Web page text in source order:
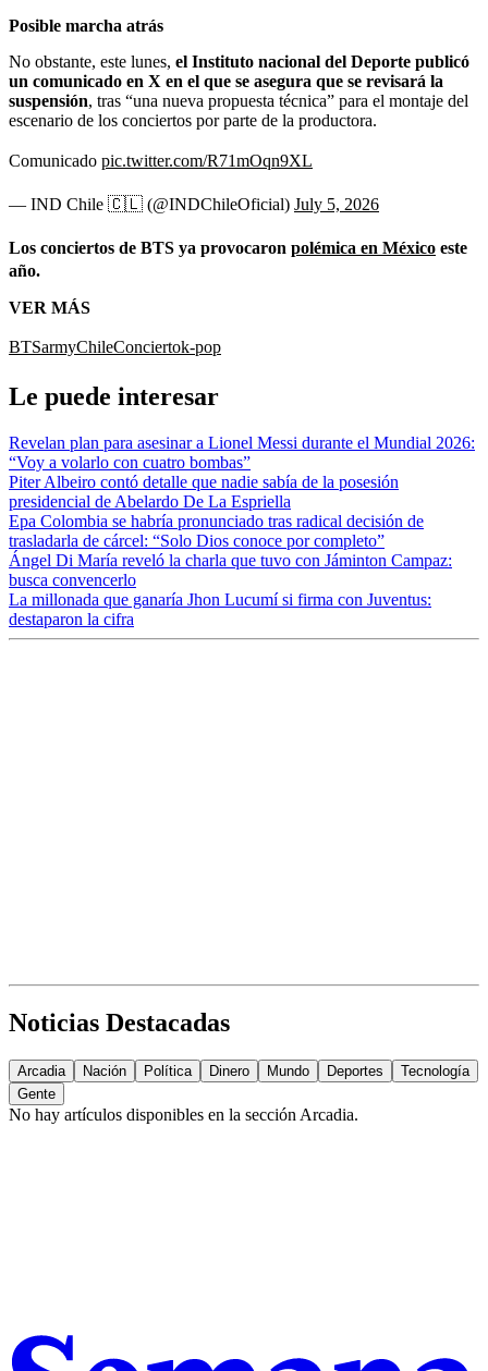
Posible marcha atrás
No obstante, este lunes, el Instituto nacional del Deporte publicó
un comunicado en X en el que se asegura que se revisará la
suspensión, tras “una nueva propuesta técnica” para el montaje del
escenario de los conciertos por parte de la productora.
Comunicado pic.twitter.com/R71mOqn9XL
— IND Chile 🇨🇱 (@INDChileOficial) July 5, 2026
Los conciertos de BTS ya provocaron polémica en México este
año.
VER MÁS
BTSarmyChileConciertok-pop
Le puede interesar
Revelan plan para asesinar a Lionel Messi durante el Mundial 2026:
“Voy a volarlo con cuatro bombas”
Piter Albeiro contó detalle que nadie sabía de la posesión
presidencial de Abelardo De La Espriella
Epa Colombia se habría pronunciado tras radical decisión de
trasladarla de cárcel: “Solo Dios conoce por completo”
Ángel Di María reveló la charla que tuvo con Jáminton Campaz:
busca convencerlo
La millonada que ganaría Jhon Lucumí si firma con Juventus:
destaparon la cifra
Noticias Destacadas
Arcadia Nación Política Dinero Mundo Deportes
Tecnología
Gente
No hay artículos disponibles en la sección Arcadia.